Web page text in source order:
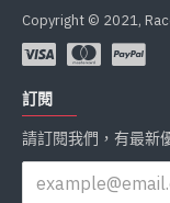
Copyright © 2021,
訂閱
請訂閱我們，有最新